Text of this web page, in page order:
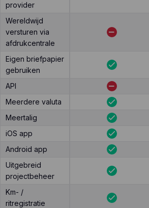
provider
Wereldwijd
versturen via
afdrukcentrale
Eigen briefpapier
gebruiken
API
Meerdere valuta
Meertalig
iOS app
Android app
Uitgebreid
projectbeheer
Km- /
ritregistratie